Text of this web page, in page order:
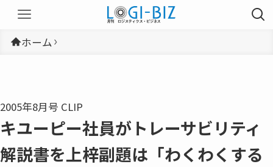
ホーム
2005年8月号 CLIP
キユーピー社員がトレーサビリティ
解説書を上梓副題は「わくわくする